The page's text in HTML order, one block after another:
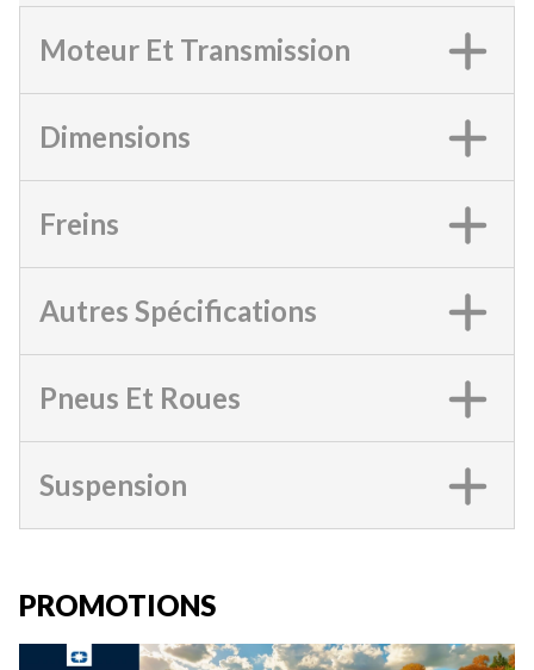
Moteur Et Transmission
Dimensions
Freins
Autres Spécifications
Pneus Et Roues
Suspension
PROMOTIONS